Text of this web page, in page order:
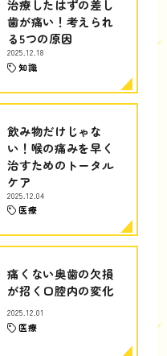
治療したはずの差し
歯が痛い！考えられ
る5つの原因
2025.12.18
知識
飲み物だけじゃな
い！喉の痛みを早く
治すためのトータル
ケア
2025.12.04
医療
痛くない奥歯の欠損
が招く口腔内の変化
2025.12.01
医療